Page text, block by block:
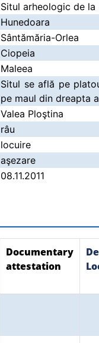
Situl arheologic de la
Hunedoara
Sântămăria-Orlea
Ciopeia
Maleea
Situl se află pe
pe maul din dreapta
Valea Ploştina
râu
locuire
aşezare
08.11.2011
Documentary
attestation